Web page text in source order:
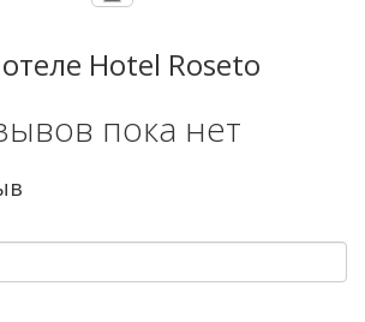
Hotel Roseto
пока нет